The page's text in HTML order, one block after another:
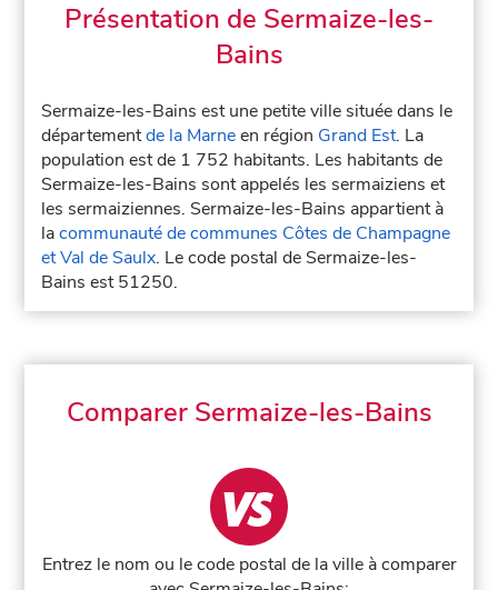
Présentation de Sermaize-les-
Bains
Sermaize-les-Bains est une petite ville située dans le
départementde la Marneen région Grand Est. La
population est de 1 752 habitants. Les habitants de
Sermaize-les-Bains sont appelés les sermaiziens et
les sermaiziennes. Sermaize-les-Bains appartient à
lacommunauté de communes Côtes de Champagne
et Val de Saulx. Le code postal de Sermaize-les-
Bains est 51250.
Comparer Sermaize-les-Bains
Entrez le nom ou le code postal de la ville à comparer